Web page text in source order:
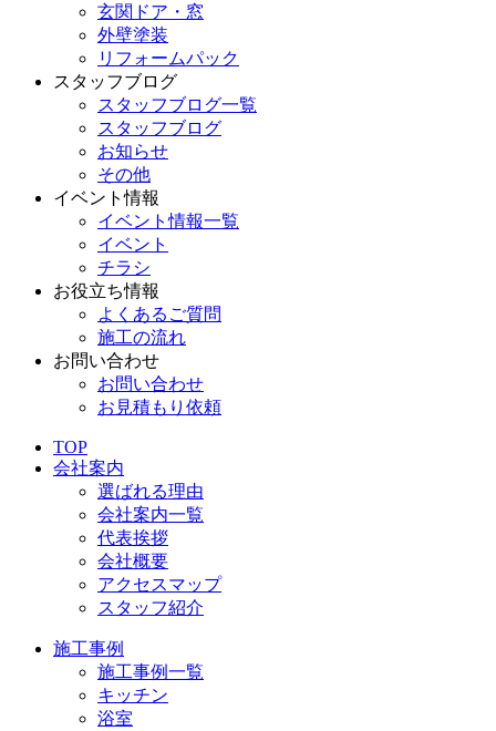
玄関ドア・窓
外壁塗装
リフォームパック
スタッフブログ
スタッフブログ一覧
スタッフブログ
お知らせ
その他
イベント情報
イベント情報一覧
イベント
チラシ
お役立ち情報
よくあるご質問
施工の流れ
お問い合わせ
お問い合わせ
お見積もり依頼
TOP
会社案内
選ばれる理由
会社案内一覧
代表挨拶
会社概要
アクセスマップ
スタッフ紹介
施工事例
施工事例一覧
キッチン
浴室